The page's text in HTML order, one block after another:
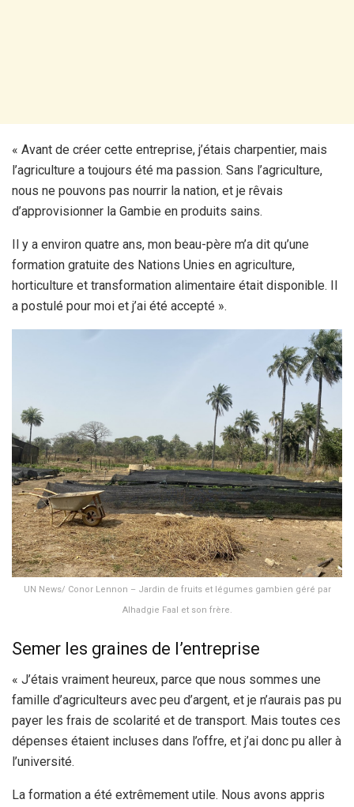
« Avant de créer cette entreprise, j’étais charpentier, mais
l’agriculture a toujours été ma passion. Sans l’agriculture,
nous ne pouvons pas nourrir la nation, et je rêvais
d’approvisionner la Gambie en produits sains.
Il y a environ quatre ans, mon beau-père m’a dit qu’une
formation gratuite des Nations Unies en agriculture,
horticulture et transformation alimentaire était disponible. Il
a postulé pour moi et j’ai été accepté ».
UN News/ Conor Lennon – Jardin de fruits et légumes gambien géré par
Alhadgie Faal et son frère.
Semer les graines de l’entreprise
« J’étais vraiment heureux, parce que nous sommes une
famille d’agriculteurs avec peu d’argent, et je n’aurais pas pu
payer les frais de scolarité et de transport. Mais toutes ces
dépenses étaient incluses dans l’offre, et j’ai donc pu aller à
l’université.
La formation a été extrêmement utile. Nous avons appris